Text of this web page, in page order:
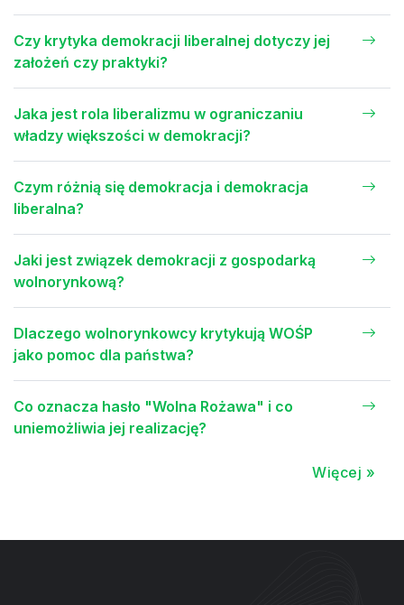
Czy krytyka demokracji liberalnej dotyczy jej
założeń czy praktyki?
Jaka jest rola liberalizmu w ograniczaniu
władzy większości w demokracji?
Czym różnią się demokracja i demokracja
liberalna?
Jaki jest związek demokracji z gospodarką
wolnorynkową?
Dlaczego wolnorynkowcy krytykują WOŚP
jako pomoc dla państwa?
Co oznacza hasło "Wolna Rożawa" i co
uniemożliwia jej realizację?
Więcej »